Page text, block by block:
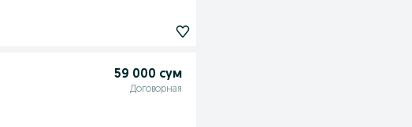
59 000 сум
Договорная